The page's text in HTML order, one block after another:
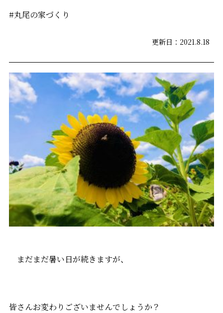
#丸尾の家づくり
更新日：2021.8.18
まだまだ暑い日が続きますが、
皆さんお変わりございませんでしょうか？